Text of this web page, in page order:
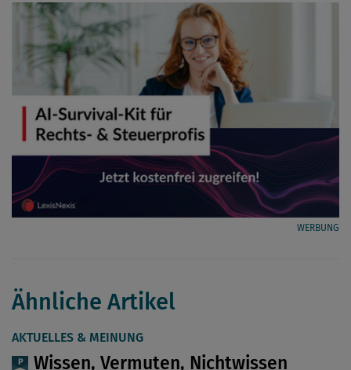
WERBUNG
Ähnliche Artikel
AKTUELLES & MEINUNG
Wissen, Vermuten, Nichtwissen